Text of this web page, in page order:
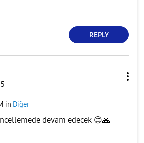
REPLY
in Diğer
devam edecek 😊🙏